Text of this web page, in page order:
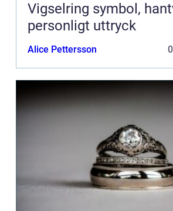
Vigselring symbol, hantverk och
personligt uttryck
Alice Pettersson